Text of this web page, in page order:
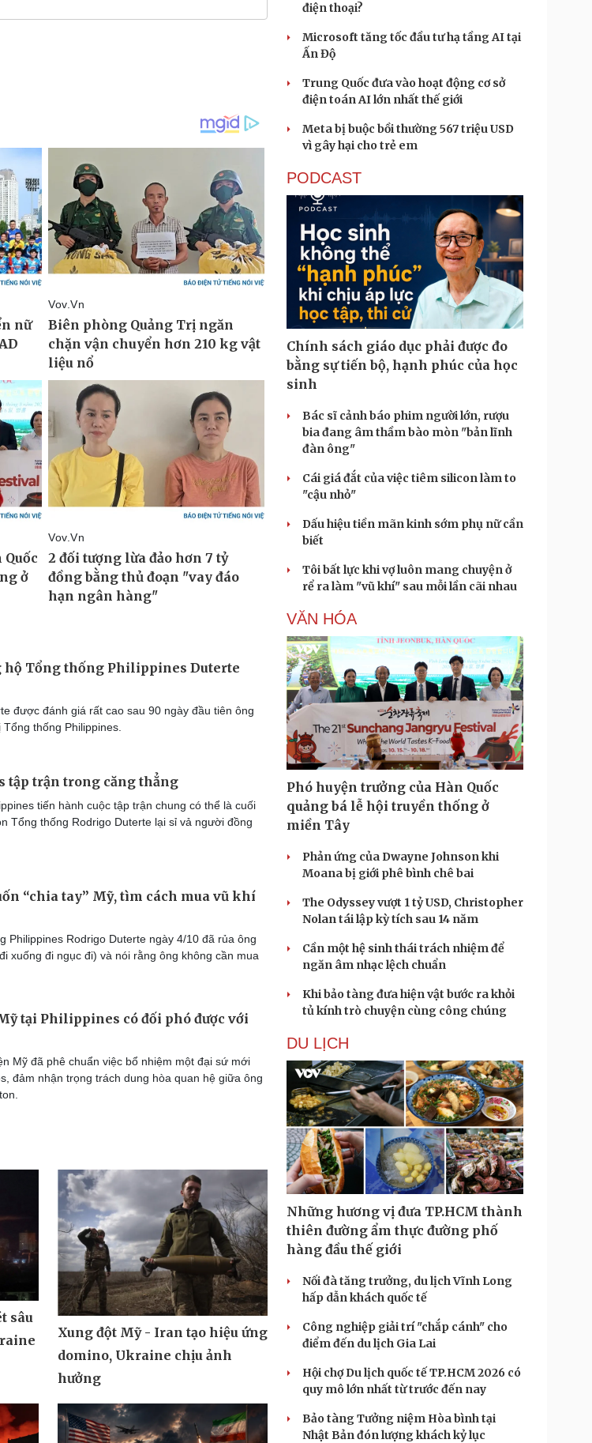
hộ Tổng thống Philippines Duterte
được đánh giá rất cao sau 90 ngày đầu tiên ông
thống Philippines.
tập trận trong căng thẳng
tiến hành cuộc tập trận chung có thể là cuối
Tổng thống Rodrigo Duterte lại sỉ vả người đồng
“chia tay” Mỹ, tìm cách mua vũ khí
Philippines Rodrigo Duterte ngày 4/10 đã rủa ông
xuống đi ngục đi) và nói rằng ông không cần mua
tại Philippines có đối phó được với
Mỹ đã phê chuẩn việc bổ nhiệm một đại sứ mới
đảm nhận trọng trách dung hòa quan hệ giữa ông
sâu
Xung đột Mỹ - Iran tạo hiệu ứng
domino, Ukraine chịu ảnh
hưởng
điện thoại?
Microsoft tăng tốc đầu tư hạ tầng AI tại
Ấn Độ
Trung Quốc đưa vào hoạt động cơ sở
điện toán AI lớn nhất thế giới
Meta bị buộc bồi thường 567 triệu USD
vì gây hại cho trẻ em
PODCAST
Chính sách giáo dục phải được đo
bằng sự tiến bộ, hạnh phúc của học
sinh
Bác sĩ cảnh báo phim người lớn, rượu
bia đang âm thầm bào mòn "bản lĩnh
đàn ông"
Cái giá đắt của việc tiêm silicon làm to
"cậu nhỏ"
Dấu hiệu tiền mãn kinh sớm phụ nữ cần
biết
Tôi bất lực khi vợ luôn mang chuyện ở
rể ra làm "vũ khí" sau mỗi lần cãi nhau
VĂN HÓA
Phó huyện trưởng của Hàn Quốc
quảng bá lễ hội truyền thống ở
miền Tây
Phản ứng của Dwayne Johnson khi
Moana bị giới phê bình chê bai
The Odyssey vượt 1 tỷ USD, Christopher
Nolan tái lập kỳ tích sau 14 năm
Cần một hệ sinh thái trách nhiệm để
ngăn âm nhạc lệch chuẩn
Khi bảo tàng đưa hiện vật bước ra khỏi
tủ kính trò chuyện cùng công chúng
DU LỊCH
Những hương vị đưa TP.HCM thành
thiên đường ẩm thực đường phố
hàng đầu thế giới
Nối đà tăng trưởng, du lịch Vĩnh Long
hấp dẫn khách quốc tế
Công nghiệp giải trí "chắp cánh" cho
điểm đến du lịch Gia Lai
Hội chợ Du lịch quốc tế TP.HCM 2026 có
quy mô lớn nhất từ trước đến nay
Bảo tàng Tưởng niệm Hòa bình tại
Nhật Bản đón lượng khách kỷ lục